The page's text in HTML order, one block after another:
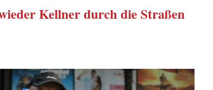
Kellnerdurch die Straßen